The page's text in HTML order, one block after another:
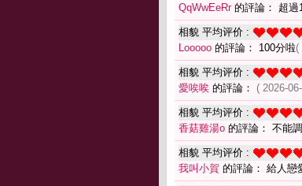
QqWwEeRr的評論： 超過
相貌 平均评价 :
Looooo 的評論： 100分啦(
相貌 平均评价 :
愛唉唉 的評論： ( 2026-
相貌 平均评价 :
香菇雞湯o 的評論： 不能
相貌 平均评价 :
我叫小賀 的評論： 給人戀